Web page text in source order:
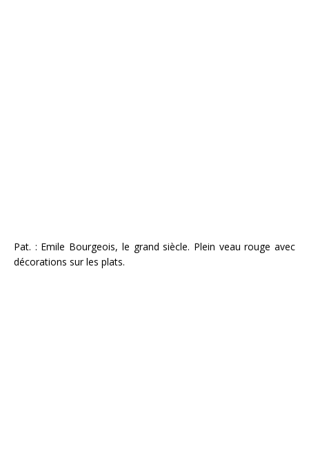
Pat. : Emile Bourgeois, le grand siècle. Plein veau rouge avec
décorations sur les plats.